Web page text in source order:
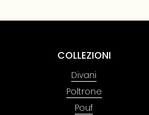
COLLEZIONI
Divani
Poltrone
Pouf